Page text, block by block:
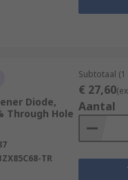
Diode,
Through Hole
TR
Subtotaal
€ 27,60
Aantal